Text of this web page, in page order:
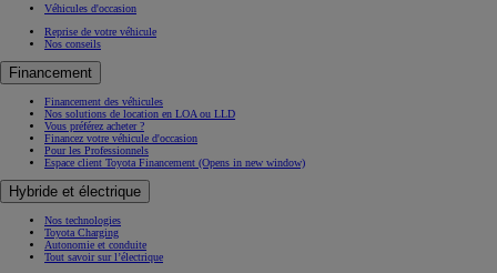
Véhicules d'occasion
Reprise de votre véhicule
Nos conseils
Financement
Financement des véhicules
Nos solutions de location en LOA ou LLD
Vous préférez acheter ?
Financez votre véhicule d'occasion
Pour les Professionnels
Espace client Toyota Financement (Opens in new window)
Hybride et électrique
Nos technologies
Toyota Charging
Autonomie et conduite
Tout savoir sur l’électrique